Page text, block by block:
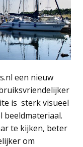
een nieuw
is sterk visueel
beeldmateriaal.
te kijken, beter
om